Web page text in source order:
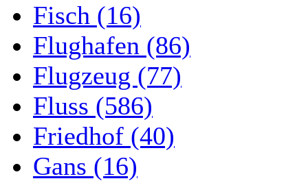
Fisch (16)
Flughafen (86)
Flugzeug (77)
Fluss (586)
Friedhof (40)
Gans (16)